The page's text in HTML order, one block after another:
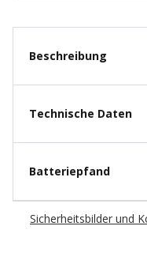
Beschreibung
Technische Daten
Batteriepfand
Sicherheitsbilder und